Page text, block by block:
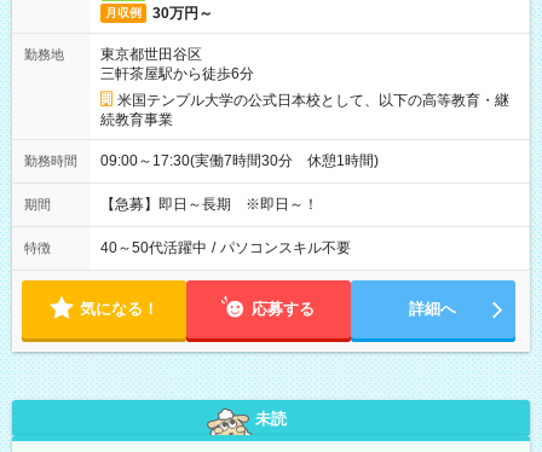
月収例 30万円～
勤務地
東京都世田谷区
三軒茶屋駅から徒歩6分
米国テンプル大学の公式日本校として、以下の高等教育・継
続教育事業
勤務時間 09:00～17:30(実働7時間30分 休憩1時間)
期間 【急募】即日～長期 ※即日～！
特徴 40～50代活躍中 / パソコンスキル不要
気になる！ 応募する 詳細へ
未読